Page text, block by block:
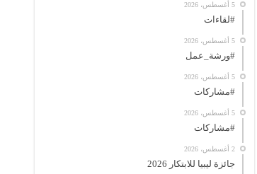
5 أغسطس، 2026
#لقاءات
5 أغسطس، 2026
#ورشة_عمل
5 أغسطس، 2026
#مشاركات
5 أغسطس، 2026
#مشاركات
2 أغسطس، 2026
جائزة ليبيا للابتكار 2026